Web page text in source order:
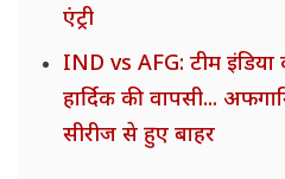
एंट्री
IND vs AFG: टीम
हार्दिक की वापसी...
सीरीज से हुए बाहर